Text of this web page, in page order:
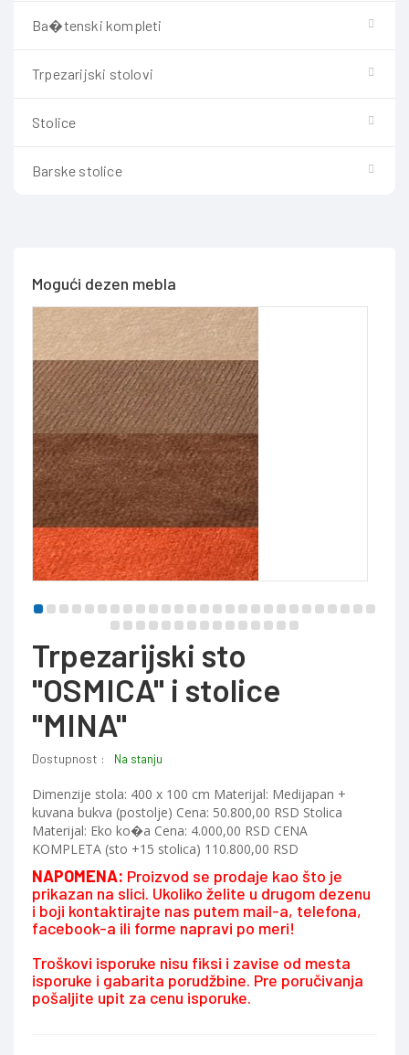
Ba�tenski kompleti
Trpezarijski stolovi
Stolice
Barske stolice
Mogući dezen mebla
Trpezarijski sto
"OSMICA" i stolice
"MINA"
Dostupnost : Na stanju
Dimenzije stola: 400 x 100 cm Materijal: Medijapan +
kuvana bukva (postolje) Cena: 50.800,00 RSD Stolica
Materijal: Eko ko�a Cena: 4.000,00 RSD CENA
KOMPLETA (sto +15 stolica) 110.800,00 RSD
NAPOMENA: Proizvod se prodaje kao što je
prikazan na slici. Ukoliko želite u drugom dezenu
i boji kontaktirajte nas putem mail-a, telefona,
facebook-a ili forme napravi po meri!
Troškovi isporuke nisu fiksi i zavise od mesta
isporuke i gabarita porudžbine. Pre poručivanja
pošaljite upit za cenu isporuke.